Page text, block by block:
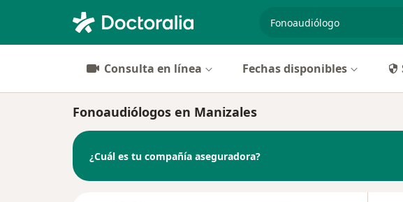
especialidad, enfermedad
Consulta en línea Fechas disponibles
Fonoaudiólogos en Manizales
¿Cuál es tu compañía aseguradora?